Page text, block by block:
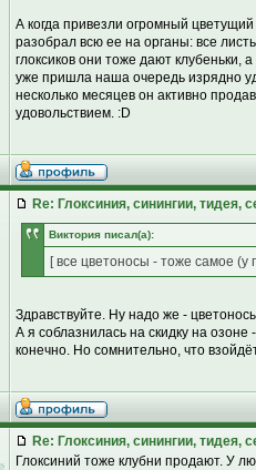
А когда привезли огромный
разобрал всю ее на органы: все
глоксиков они тоже дают клубеньки,
уже пришла наша очередь изрядно
несколько месяцев он активно
удовольствием. :D
Re: Глоксиния, синингии, тидея,
Виктория писал(а):
[ все цветоносы - тоже самое (у
Здравствуйте. Ну надо же -
А я соблазнилась на скидку на
конечно. Но сомнительно, что
Re: Глоксиния, синингии, тидея,
Глоксиний тоже клубни продают. У